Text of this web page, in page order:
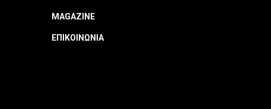
MAGAZINE
ΕΠΙΚΟΙΝΩΝΙΑ